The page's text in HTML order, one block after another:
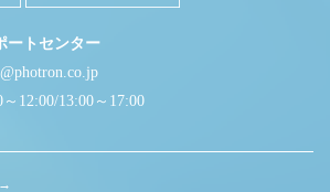
ートセンター
12:00/13:00～17:00